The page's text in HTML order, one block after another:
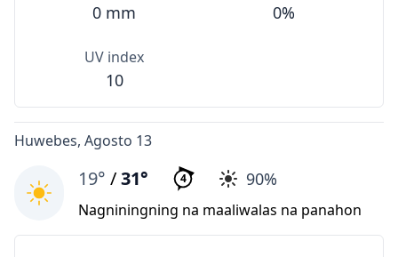
0 mm 0%
UV index
10
Huwebes, Agosto 13
19° /31° 4 90%
Nagniningning na maaliwalas na panahon